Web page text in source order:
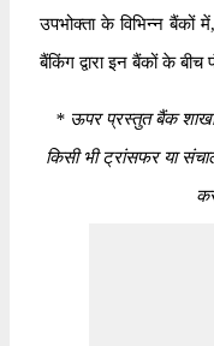
उपभोक्ता के विभिन्न
बैंकिंग द्वारा इन बैंकों के
*ऊपर प्रस्तुत बैंक शाखा
किसी भी ट्रांसफर या